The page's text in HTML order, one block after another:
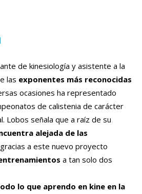
de kinesiología y asistente a la
las exponentes más reconocidas
ocasiones ha representado
de calistenia de carácter
Lobos señala que a raíz de su
alejada de las
a este nuevo proyecto
a tan solo dos
lo que aprendo en kine en la